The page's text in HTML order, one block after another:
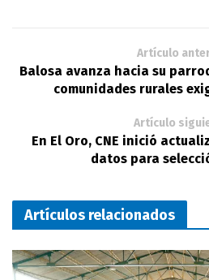
Artículo
Balosa avanza hacia su
comunidades rurales
Artículo
En El Oro, CNE inició
datos para
Artículos relacionados